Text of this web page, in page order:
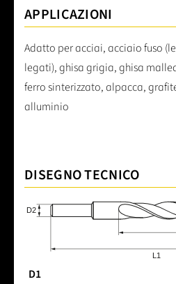
APPLICAZIONI
Adatto per acciai, acciaio fuso
legati), ghisa grigia, ghisa
ferro sinterizzato, alpacca,
alluminio
DISEGNO TECNICO
D1